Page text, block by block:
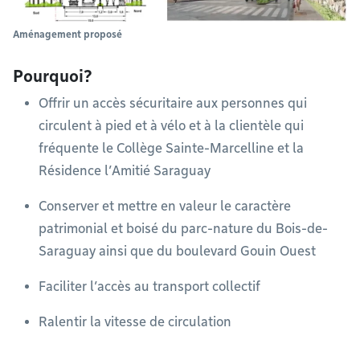
Aménagement proposé
Pourquoi?
Offrir un accès sécuritaire aux personnes qui
circulent à pied et à vélo et à la clientèle qui
fréquente le Collège Sainte-Marcelline et la
Résidence l’Amitié Saraguay
Conserver et mettre en valeur le caractère
patrimonial et boisé du parc-nature du Bois-de-
Saraguay ainsi que du boulevard Gouin Ouest
Faciliter l’accès au transport collectif
Ralentir la vitesse de circulation